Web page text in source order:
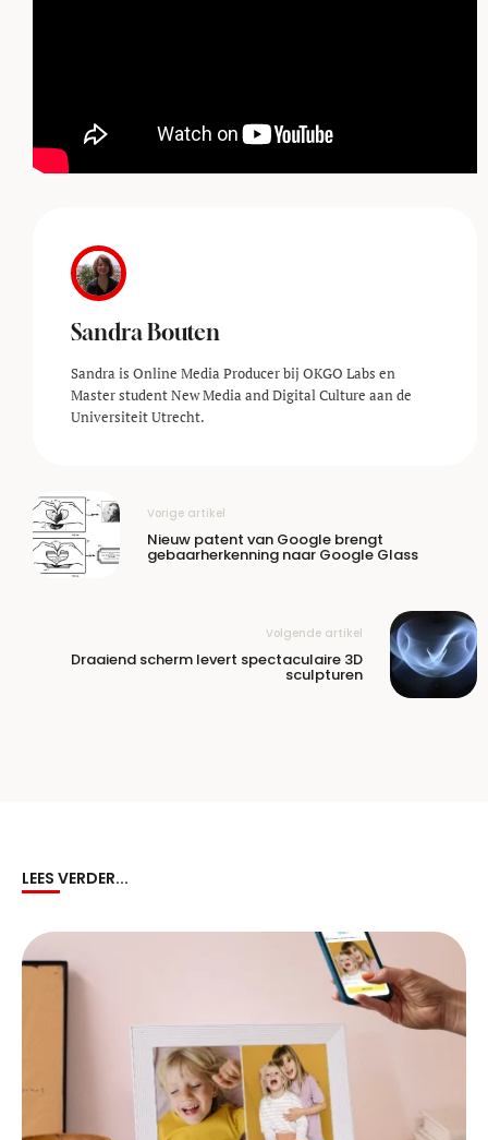
Sandra Bouten
Sandra is Online Media Producer bij OKGO Labs en
Master student New Media and Digital Culture aan de
Universiteit Utrecht.
Vorige artikel
Nieuw patent van Google brengt
gebaarherkenning naar Google Glass
Volgende artikel
Draaiend scherm levert spectaculaire 3D
sculpturen
LEES VERDER...